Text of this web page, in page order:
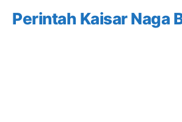
Perintah Kaisar Naga